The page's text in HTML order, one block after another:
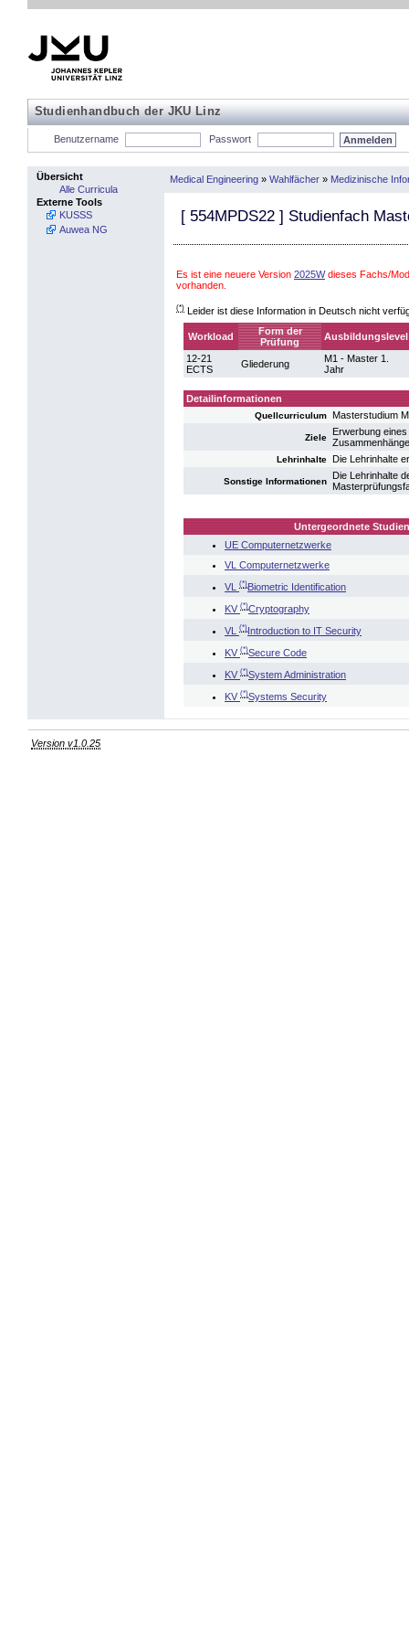
Studienhandbuch der JKU Linz
Benutzername Passwort
Übersicht
Alle Curricula
Externe Tools
KUSSS
Auwea NG
Medical Engineering » Wahlfächer » Medizinische
[ 554MPDS22 ] Studienfach
Es ist eine neuere Version 2025Wdieses Fachs/
vorhanden.
(*) Leider ist diese Information in Deutsch nicht
Workload
Form der
Prüfung
Ausbildungslevel
12-21
ECTS
Gliederung
M1 - Master 1.
Jahr
Detailinformationen
Quellcurriculum Masterstudium
Ziele
Erwerbung
Lehrinhalte Die Lehrinhalte
Sonstige Informationen
Die Lehrinhalte
Untergeordnete
UE Computernetzwerke
VL Computernetzwerke
VL
(*)Biometric Identification
KV (*)Cryptography
VL
(*)Introduction to IT Security
KV (*)Secure Code
KV (*)System Administration
KV (*)Systems Security
Version v1.0.25